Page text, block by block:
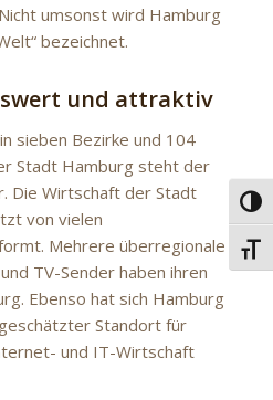
umsonst wird Hamburg
bezeichnet.
und attraktiv
sieben Bezirke und 104
Stadt Hamburg steht der
Die Wirtschaft der Stadt
von vielen
Mehrere überregionale
TV-Sender haben ihren
Ebenso hat sich Hamburg
Standort für
und IT-Wirtschaft